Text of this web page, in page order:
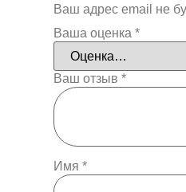
Ваш адрес email не
Ваша оценка *
Ваш отзыв *
Имя *